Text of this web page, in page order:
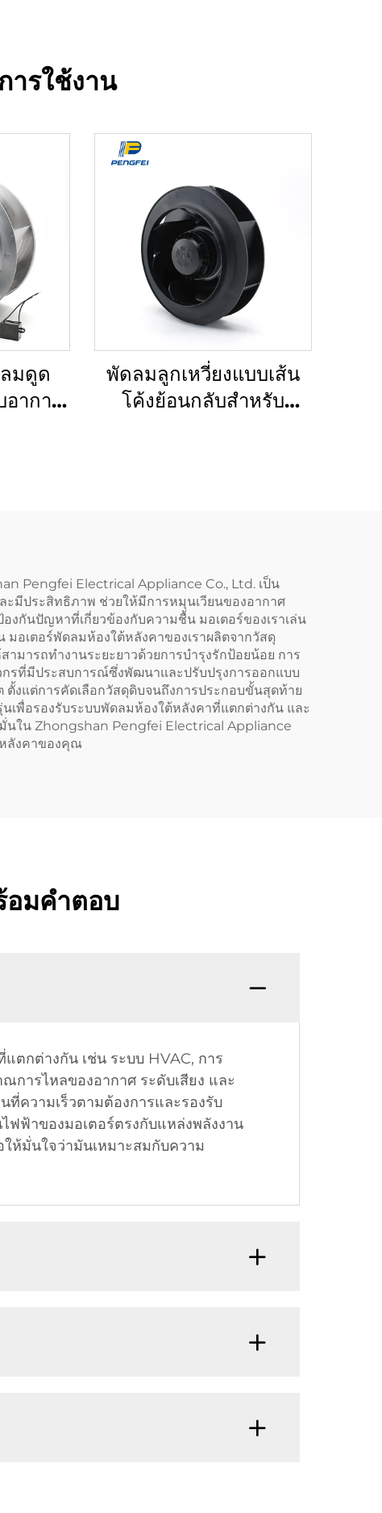
ารใช้งาน
มดูด
อากาศ
พัดลมลูกเหวี่ยงแบบเส้น
โค้งย้อนกลับสำหรับ
Pengfei Electrical Appliance Co., Ltd. เป็น
มีประสิทธิภาพ ช่วยให้มีการหมุนเวียนของอากาศ
กันปัญหาที่เกี่ยวข้องกับความชื้น มอเตอร์ของเราเล่น
เตอร์พัดลมห้องใต้หลังคาของเราผลิตจากวัสดุ
มารถทำงานระยะยาวด้วยการบำรุงรักป้อยน้อย การ
กรที่มีประสบการณ์ซึ่งพัฒนาและปรับปรุงการออกแบบ
งแต่การคัดเลือกวัสดุดิบจนถึงการประกอบขั้นสุดท้าย
เพื่อรองรับระบบพัดลมห้องใต้หลังคาที่แตกต่างกัน และ
นใน Zhongshan Pengfei Electrical Appliance
ลังคาของคุณ
อมคำตอบ
ตกต่างกัน เช่น ระบบ HVAC, การ
ารไหลของอากาศ ระดับเสียง และ
ที่ความเร็วตามต้องการและรองรับ
ฟฟ้าของมอเตอร์ตรงกับแหล่งพลังงาน
ห้มั่นใจว่ามันเหมาะสมกับความ